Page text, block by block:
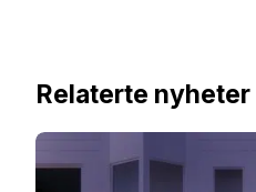
Relaterte nyheter